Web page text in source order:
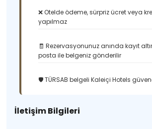
❌ Otelde ödeme, sürpriz ücret veya
yapılmaz
🧾 Rezervasyonunuz anında kayıt
posta ile belgeniz gönderilir
🛡️ TÜRSAB belgeli Kaleiçi Hotels
İletişim Bilgileri